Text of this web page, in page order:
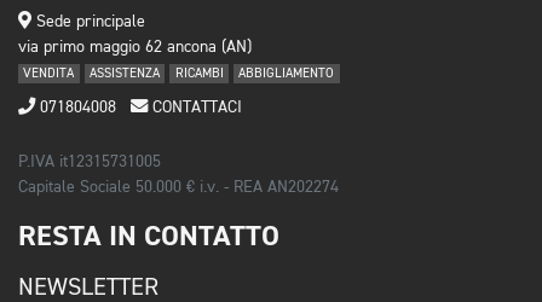
Sede principale
via primo maggio 62 ancona (AN)
VENDITA ASSISTENZA RICAMBI ABBIGLIAMENTO
071804008 CONTATTACI
P.IVA it12315731005
Capitale Sociale 50.000 € i.v. - REA AN202274
RESTA IN CONTATTO
NEWSLETTER